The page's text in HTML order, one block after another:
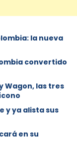
la nueva
convertido
Wagon, las tres
y ya alista sus
en su